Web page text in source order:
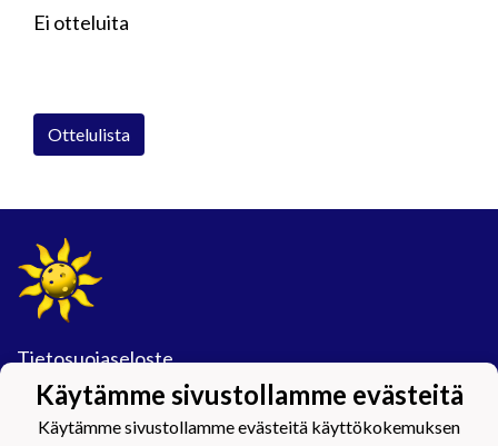
Ei otteluita
Ottelulista
Tietosuojaseloste
#Maijamäkimagic
Käytämme sivustollamme evästeitä
Käytämme sivustollamme evästeitä käyttökokemuksen